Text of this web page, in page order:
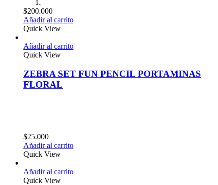
$200.000
Añadir al carrito
Quick View
Añadir al carrito
Quick View
ZEBRA SET FUN PENCIL PORTAMINAS
FLORAL
$25.000
Añadir al carrito
Quick View
Añadir al carrito
Quick View